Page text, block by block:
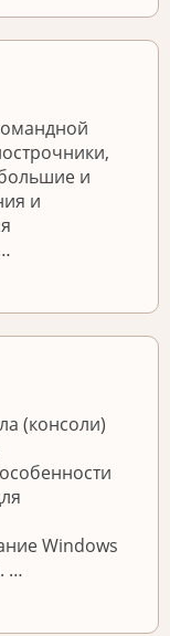
и
и
(консоли)
Windows
…